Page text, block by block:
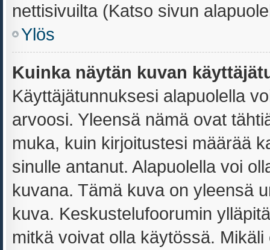
nettisivuilta (Katso sivun
Ylös
Kuinka näytän kuvan
Käyttäjätunnuksesi alapuolella
arvoosi. Yleensä nämä ovat
muka, kuin kirjoitustesi määrää
sinulle antanut. Alapuolella voi
kuvana. Tämä kuva on yleensä
kuva. Keskustelufoorumin
mitkä voivat olla käytössä.